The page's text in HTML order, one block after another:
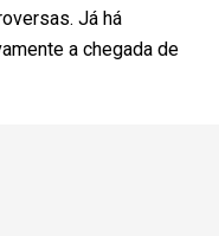
Já há
a chegada de